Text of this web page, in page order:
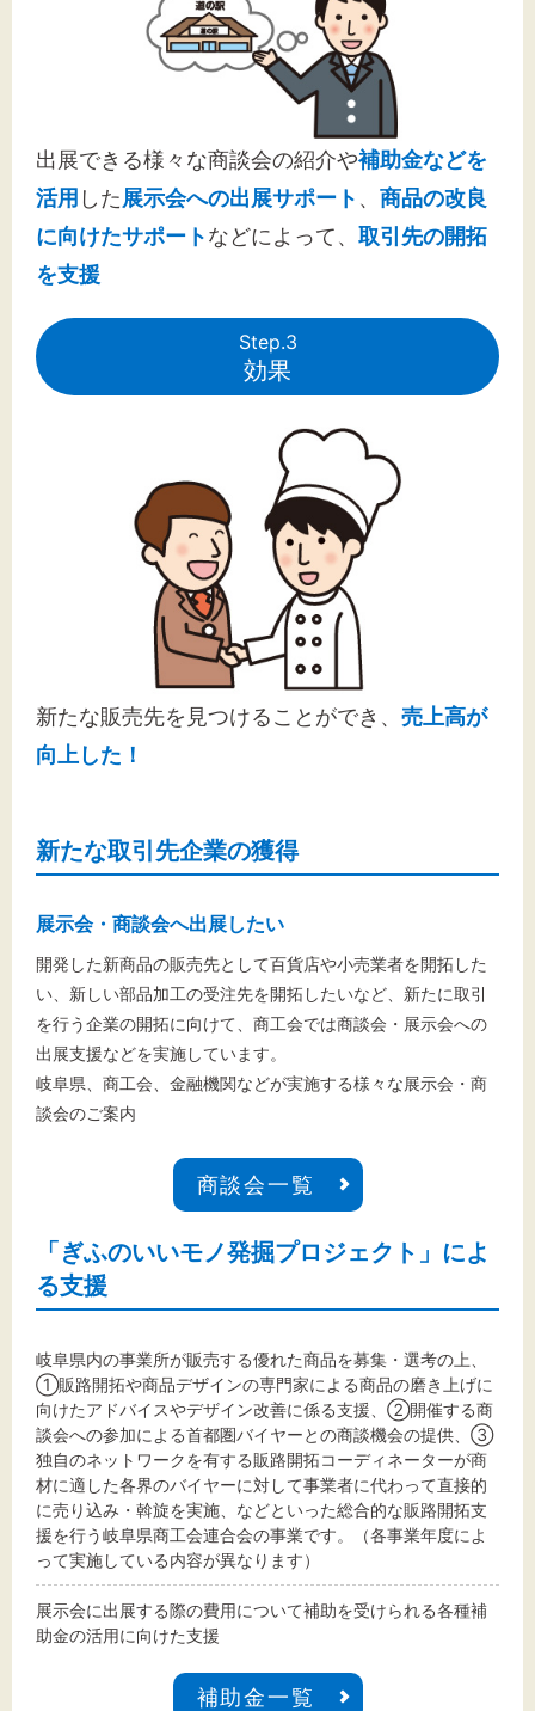
出展できる様々な商談会の紹介や補助金などを
活用 した展示会への出展サポート 、 商品の改良
に向けたサポートなどによって、 取引先の開拓
を支援
Step.3
効果
新たな販売先を見つけることができ、 売上高が
向上した！
新たな取引先企業の獲得
展示会・商談会へ出展したい
開発した新商品の販売先として百貨店や小売業者を開拓した
い、新しい部品加工の受注先を開拓したいなど、新たに取引
を行う企業の開拓に向けて、商工会では商談会・展示会への
出展支援などを実施しています。
岐阜県、商工会、金融機関などが実施する様々な展示会・商
談会のご案内
商談会一覧
「ぎふのいいモノ発掘プロジェクト」によ
る支援
岐阜県内の事業所が販売する優れた商品を募集・選考の上、
①販路開拓や商品デザインの専門家による商品の磨き上げに
向けたアドバイスやデザイン改善に係る支援、②開催する商
談会への参加による首都圏バイヤーとの商談機会の提供、③
独自のネットワークを有する販路開拓コーディネーターが商
材に適した各界のバイヤーに対して事業者に代わって直接的
に売り込み・斡旋を実施、などといった総合的な販路開拓支
援を行う岐阜県商工会連合会の事業です。（各事業年度によ
って実施している内容が異なります）
展示会に出展する際の費用について補助を受けられる各種補
助金の活用に向けた支援
補助金一覧